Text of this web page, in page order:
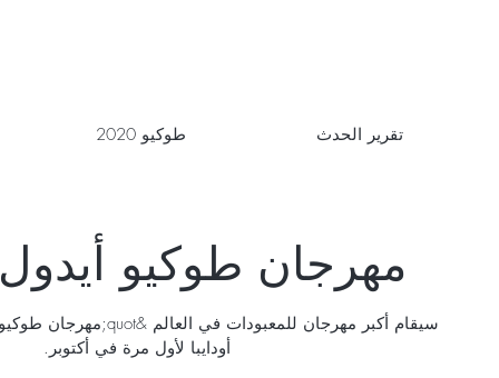
طوكيو 2020 تقرير الحدث
مهرجان طوكيو أيدول 2020
أودايبا لأول مرة في أكتوبر.